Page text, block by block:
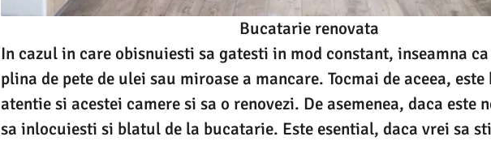
Bucatarie renovata
In cazul in care obisnuiesti sa gatesti in mod constant, inseamna
plina de pete de ulei sau miroase a mancare. Tocmai de aceea,
atentie si acestei camere si sa o renovezi. De asemenea, daca este
sa inlocuiesti si blatul de la bucatarie. Este esential, daca vrei sa